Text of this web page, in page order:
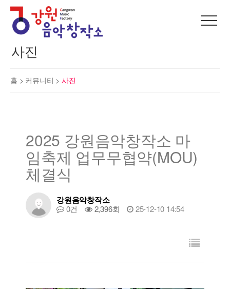
사진
홈 > 커뮤니티 > 사진
2025 강원음악창작소 마
임축제 업무무협약(MOU)
체결식
강원음악창작소
0건 2,396회 25-12-10 14:54